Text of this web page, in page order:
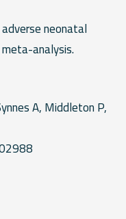
neonatal
analysis.
A, Middleton P,